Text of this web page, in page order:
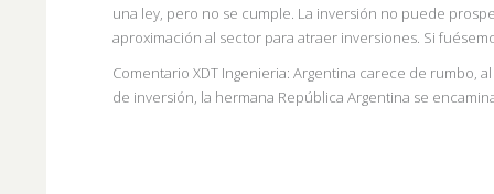
una ley, pero no se cumple. La inversión no puede
aproximación al sector para atraer inversiones. Si
Comentario XDT Ingenieria: Argentina carece de rumbo,
de inversión, la hermana República Argentina se